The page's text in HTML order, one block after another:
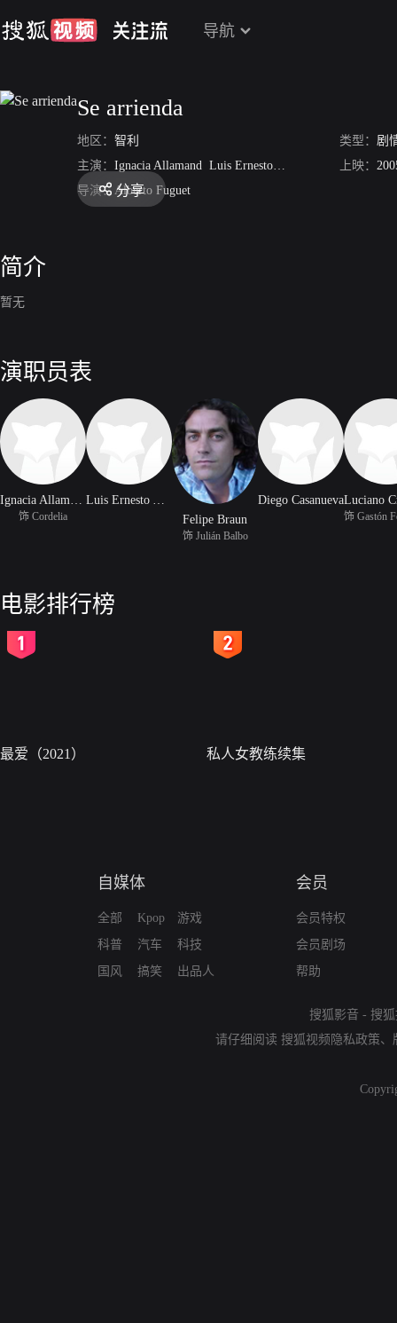
导航
Se arrienda
地区： 智利 类型： 剧
主演： Ignacia Allamand Luis Ernesto Alonso Felipe Braun
上映：
导演： Alberto Fuguet
分享
简介
暂无
演职员表
Ignacia Allamand
饰 Cordelia
Luis Ernesto Alonso
Felipe Braun
饰 Julián Balbo
Diego Casanueva
电影排行榜
最爱（2021） 私人女教练续集
自媒体
全部
科普
国风
Kpop
汽车
搞笑
游戏
科技
出品人
会员
会员特权
会员剧场
帮助
搜狐影音 - 搜
请仔细阅读 搜狐视频隐私政策、